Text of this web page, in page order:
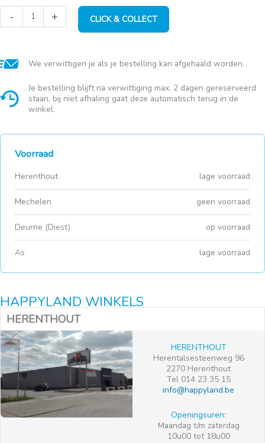
-
Lässig
kom
aantal
+ CLICK & COLLECT
We verwittigen je als je bestelling kan afgehaald worden.
Je bestelling blijft na verwittiging max. 2 dagen gereserveerd
staan, bij niet afhaling gaat deze automatisch terug in de
winkel.
Voorraad
Herenthout lage voorraad
Mechelen geen voorraad
Deurne (Diest) op voorraad
As lage voorraad
HAPPYLAND WINKELS
HERENTHOUT
HERENTHOUT
Herentalsesteenweg 96
2270 Herenthout
Tel 014 23 35 15
info@happyland.be
Openingsuren:
Maandag t/m zaterdag
10u00 tot 18u00